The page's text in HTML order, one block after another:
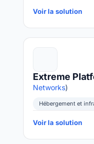
Voir la solution
Extreme
Networks)
Hébergement et
Voir la solution